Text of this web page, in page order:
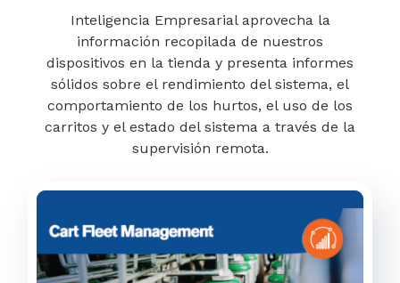
Inteligencia Empresarial aprovecha la
información recopilada de nuestros
dispositivos en la tienda y presenta informes
sólidos sobre el rendimiento del sistema, el
comportamiento de los hurtos, el uso de los
carritos y el estado del sistema a través de la
supervisión remota.